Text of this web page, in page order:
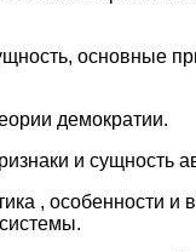
основные
демократии.
и сущность
, особенности